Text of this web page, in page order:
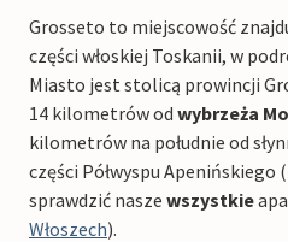
Grosseto to miejscowość
części włoskiej Toskanii, w
Miasto jest stolicą prowincji
14 kilometrów od wybrzeża
kilometrów na południe od
części Półwyspu Apenińskiego
sprawdzić nasze wszystkie
Włoszech).